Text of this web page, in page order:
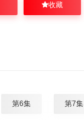
收藏
第6集 第7集